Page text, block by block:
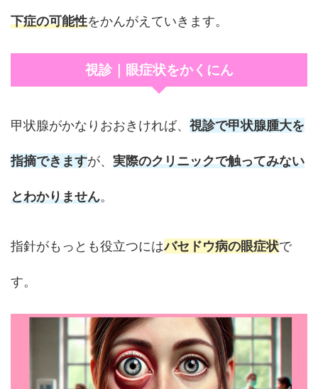
下症の可能性をかんがえていきます。
視診｜眼症状をかくにん
甲状腺がかなりおおきければ、 視診で甲状腺腫大を
指摘できますが、 実際のクリニックで触ってみない
とわかりません。
指針がもっとも役立つにはバセドウ病の眼症状で
す。